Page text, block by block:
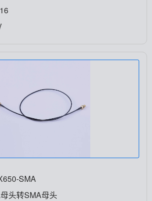
SMA
头转SMA母头